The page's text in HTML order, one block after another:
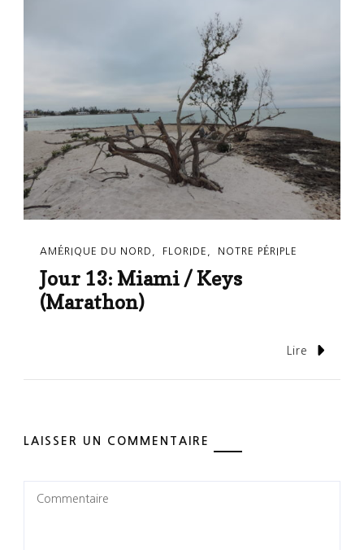
AMÉRIQUE DU NORD FLORIDE NOTRE PÉRIPLE
Jour 13: Miami / Keys
(Marathon)
Lire
LAISSER UN COMMENTAIRE